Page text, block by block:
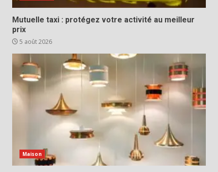
Mutuelle taxi : protégez votre activité au meilleur
prix
5 août 2026
Maison